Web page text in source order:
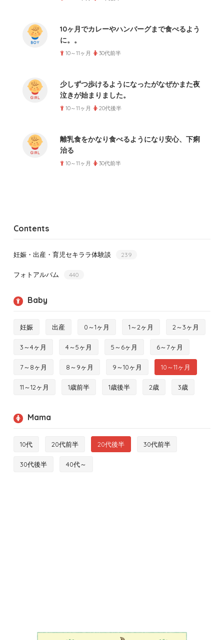
10ヶ月でカレーやハンバーグまで食べるよう
に。。
10～11ヶ月 30代前半
少しずつ歩けるようになったがなぜかまた夜
泣きが始まりました。
10～11ヶ月 20代後半
離乳食をかなり食べるようになり安心、下痢
治る
10～11ヶ月 30代前半
Contents
妊娠・出産・育児セキララ体験談 239
フォトアルバム 440
Baby
妊娠 出産 0～1ヶ月 1～2ヶ月 2～3ヶ月
3～4ヶ月 4～5ヶ月 5～6ヶ月 6～7ヶ月
7～8ヶ月 8～9ヶ月 9～10ヶ月 10～11ヶ月
11～12ヶ月 1歳前半 1歳後半 2歳 3歳
Mama
10代 20代前半 20代後半 30代前半
30代後半 40代～